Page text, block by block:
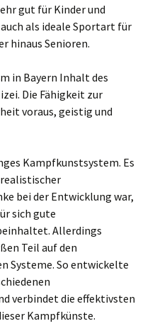
gut für Kinder und
als ideale Sportart für
hinaus Senioren.
in Bayern Inhalt des
Die Fähigkeit zur
voraus, geistig und
Kampfkunstsystem. Es
bei der Entwicklung war,
sich gute
Allerdings
Teil auf den
Systeme. So entwickelte
verbindet die effektivsten
Kampfkünste.